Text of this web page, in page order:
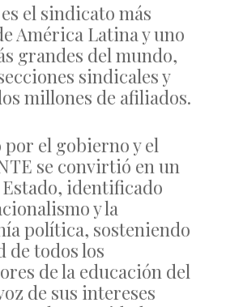
el sindicato más
América Latina y uno
grandes del mundo,
sindicales y
millones de afiliados.
por el gobierno y el
se convirtió en un
identificado
y la
política, sosteniendo
de todos los
de la educación del
de sus intereses